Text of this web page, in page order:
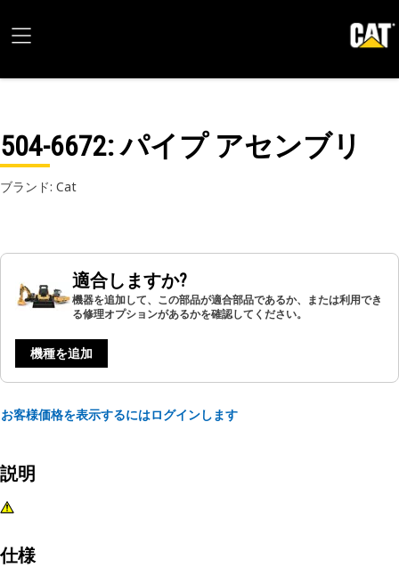
504-6672: パイプ アセンブリ
ブランド: Cat
適合しますか?
機器を追加して、この部品が適合部品であるか、または利用でき
る修理オプションがあるかを確認してください。
機種を追加
お客様価格を表示するにはログインします
説明
仕様